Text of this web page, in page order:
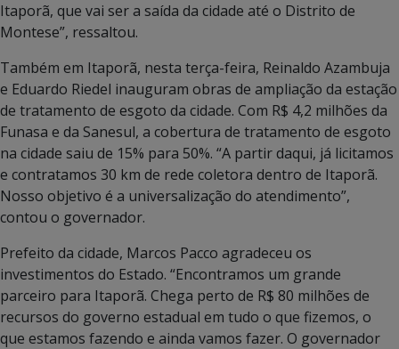
Itaporã, que vai ser a saída da cidade até o Distrito de
Montese”, ressaltou.
Também em Itaporã, nesta terça-feira, Reinaldo Azambuja
e Eduardo Riedel inauguram obras de ampliação da estação
de tratamento de esgoto da cidade. Com R$ 4,2 milhões da
Funasa e da Sanesul, a cobertura de tratamento de esgoto
na cidade saiu de 15% para 50%. “A partir daqui, já licitamos
e contratamos 30 km de rede coletora dentro de Itaporã.
Nosso objetivo é a universalização do atendimento”,
contou o governador.
Prefeito da cidade, Marcos Pacco agradeceu os
investimentos do Estado. “Encontramos um grande
parceiro para Itaporã. Chega perto de R$ 80 milhões de
recursos do governo estadual em tudo o que fizemos, o
que estamos fazendo e ainda vamos fazer. O governador